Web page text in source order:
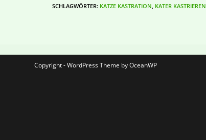
SCHLAGWÖRTER: KATZE KASTRATION KATER KASTRIEREN
Copyright - WordPress Theme by OceanWP